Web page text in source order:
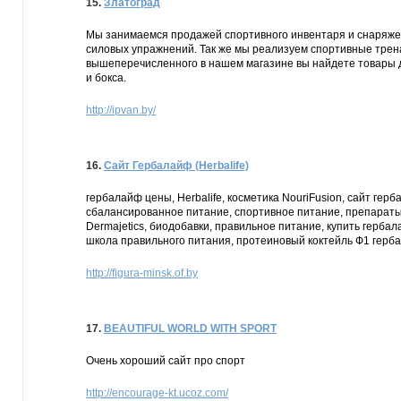
15. Златоград
Мы занимаемся продажей спортивного инвентаря и
силовых упражнений. Так же мы реализуем спортивные
вышеперечисленного в нашем магазине вы найдете товары
и бокса.
http://ipvan.by/
16. Сайт Гербалайф (Herbalife)
гербалайф цены, Herbalife, косметика NouriFusion, сайт
сбалансированное питание, спортивное питание,
Dermajetics, биодобавки, правильное питание, купить
школа правильного питания, протеиновый коктейль Ф1
http://figura-minsk.of.by
17. BEAUTIFUL WORLD WITH SPORT
Очень хороший сайт про спорт
http://encourage-kt.ucoz.com/